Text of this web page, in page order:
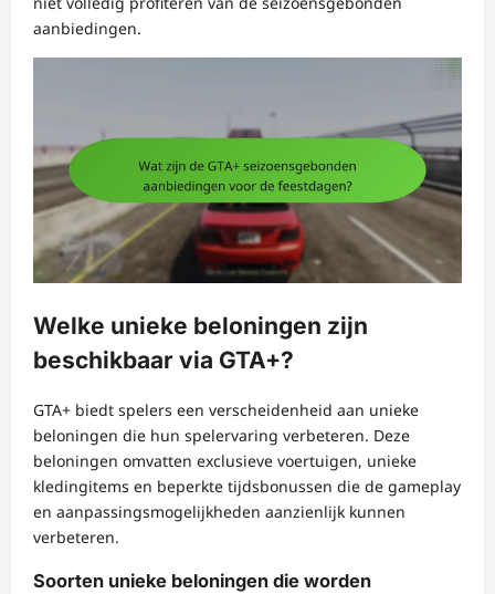
aanbiedingen.
Welke unieke beloningen zijn
beschikbaar via GTA+?
GTA+ biedt spelers een verscheidenheid aan unieke
beloningen die hun spelervaring verbeteren. Deze
beloningen omvatten exclusieve voertuigen, unieke
kledingitems en beperkte tijdsbonussen die de gameplay
en aanpassingsmogelijkheden aanzienlijk kunnen
verbeteren.
Soorten unieke beloningen die worden